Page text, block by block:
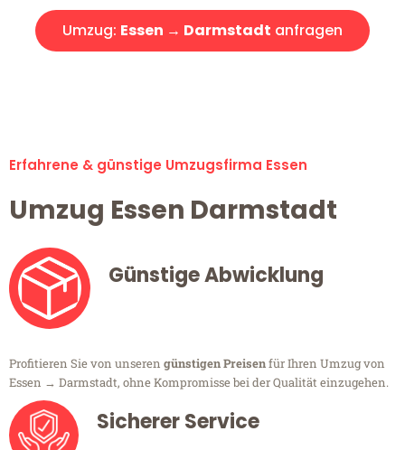
Umzug: Essen → Darmstadt anfragen
Erfahrene & günstige Umzugsfirma Essen
Umzug Essen Darmstadt
Günstige Abwicklung
Profitieren Sie von unseren günstigen Preisenfür Ihren Umzug von
Essen → Darmstadt, ohne Kompromisse bei der Qualität einzugehen.
Sicherer Service